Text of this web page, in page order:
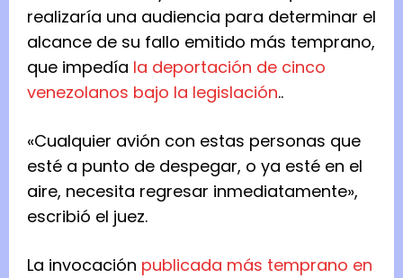
realizaría una audiencia para determinar el
alcance de su fallo emitido más temprano,
que impedía la deportación de cinco
venezolanos bajo la legislación..
«Cualquier avión con estas personas que
esté a punto de despegar, o ya esté en el
aire, necesita regresar inmediatamente»,
escribió el juez.
La invocación publicada más temprano en